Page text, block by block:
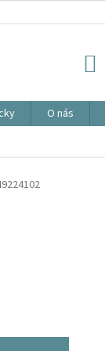
ÚDAJŮ
O nás